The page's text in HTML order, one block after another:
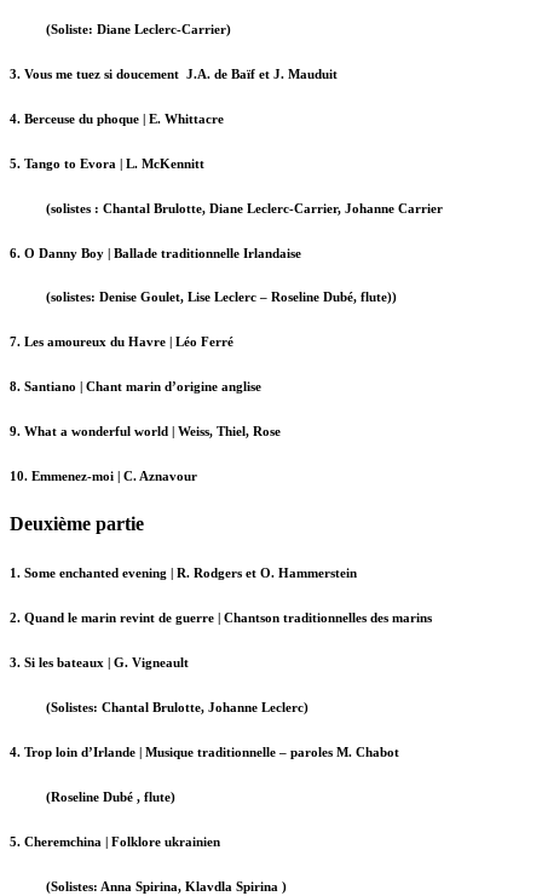
(Soliste: Diane Leclerc-Carrier)
3. Vous me tuez si doucement J.A. de Baïf et J. Mauduit
4. Berceuse du phoque | E. Whittacre
5. Tango to Evora | L. McKennitt
(solistes : Chantal Brulotte, Diane Leclerc-Carrier, Johanne Carrier
6. O Danny Boy | Ballade traditionnelle Irlandaise
(solistes: Denise Goulet, Lise Leclerc – Roseline Dubé, flute))
7. Les amoureux du Havre | Léo Ferré
8. Santiano | Chant marin d’origine anglise
9. What a wonderful world | Weiss, Thiel, Rose
10. Emmenez-moi | C. Aznavour
Deuxième partie
1. Some enchanted evening | R. Rodgers et O. Hammerstein
2. Quand le marin revint de guerre | Chantson traditionnelles des marins
3. Si les bateaux | G. Vigneault
(Solistes: Chantal Brulotte, Johanne Leclerc)
4. Trop loin d’Irlande | Musique traditionnelle – paroles M. Chabot
(Roseline Dubé , flute)
5. Cheremchina | Folklore ukrainien
(Solistes: Anna Spirina, Klavdla Spirina )